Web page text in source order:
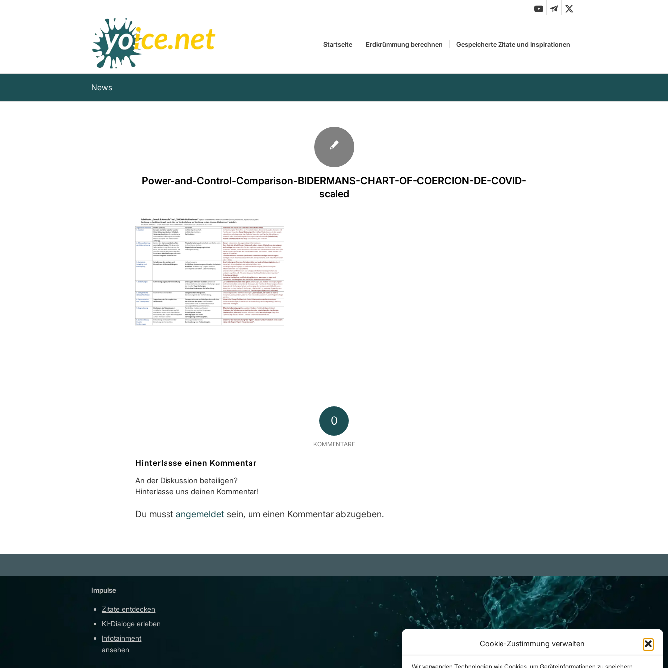
Cookie-Zustimmung verwalten
Wir verwenden Technologien wie Cookies, um Geräteinformationen zu speichern
Startseite Erdkrümmung berechnen Gespeicherte Zitate und Inspirationen
News
Power-and-Control-Comparison-BIDERMANS-CHART-OF-COERCION-DE-COVID-
scaled
0
KOMMENTARE
Hinterlasse einen Kommentar
An der Diskussion beteiligen?
Hinterlasse uns deinen Kommentar!
Du musst angemeldet sein, um einen Kommentar abzugeben.
Impulse
Zitate entdecken
KI-Dialoge erleben
Infotainment
ansehen
Datenschutzerklärung